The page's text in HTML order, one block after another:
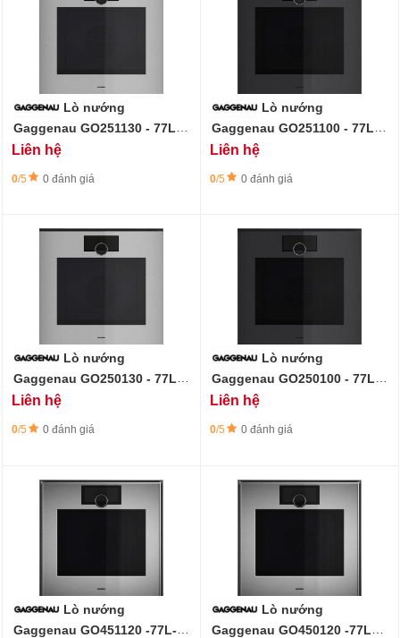
Lò nướng
Gaggenau GO251130 - 77L -
Minimalistic Series - Onyx
Liên hệ
0/5 0 đánh giá
Lò nướng
Gaggenau GO251100 - 77L -
Minimalistic Series - Onyx
Liên hệ
0/5 0 đánh giá
Lò nướng
Gaggenau GO250130 - 77L -
Minimalistic Series - Sterling
Liên hệ
0/5 0 đánh giá
Lò nướng
Gaggenau GO250100 - 77L -
Minimalistic Series - Onyx
Liên hệ
0/5 0 đánh giá
Lò nướng
Gaggenau GO451120 -77L-
Lò nướng
Gaggenau GO450120 -77L-